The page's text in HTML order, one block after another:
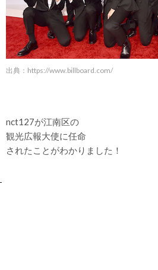
出典： https://www.billboard.com/
nct127が江南区の
観光広報大使に任命
されたことがわかりました！